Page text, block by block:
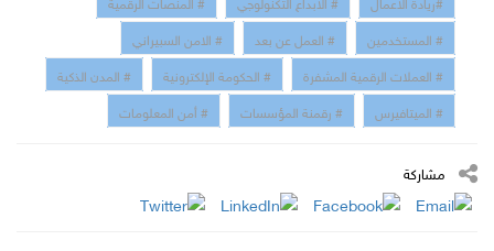
# المستخدمين
# العمل عن بعد
# الامن السبيراني
# العملات الرقمية المشفرة
# الحكومة الإلكترونية
# المدن الذكية
# الميتافيرس
# رقمنة المؤسسات # أمن المعلومات
مشاركة